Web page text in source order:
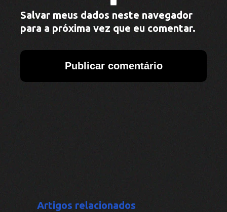
Salvar meus dados neste navegador
para a próxima vez que eu comentar.
Artigos relacionados